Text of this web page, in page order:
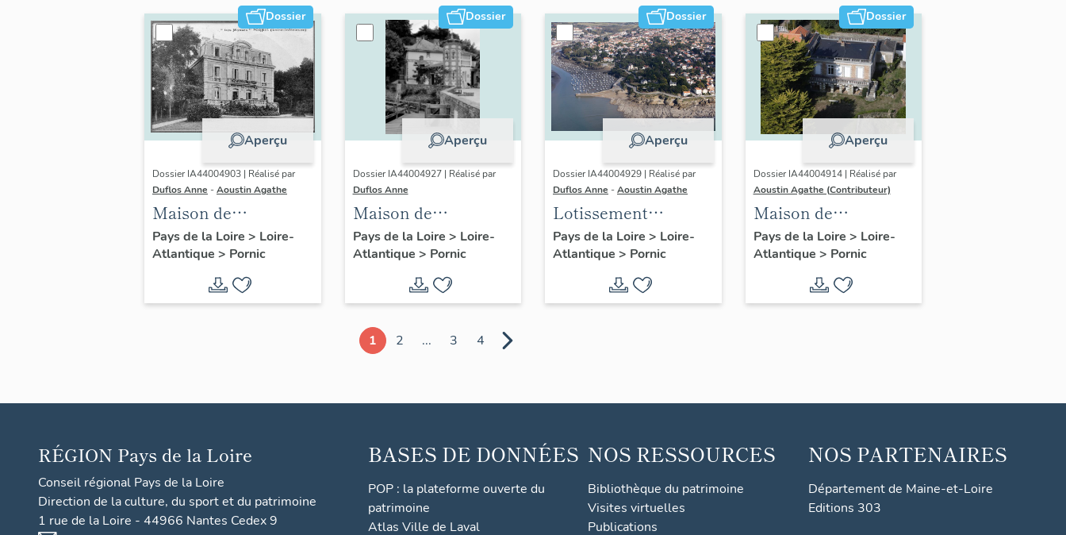
Dossier
Aperçu
Dossier IA44004903 | Réalisé par
Duflos Anne -Aoustin Agathe
Maison de
villégiature
balnéaire dite les
Musses, 25 avenue
de la Noëveillard
Pays de la Loire > Loire-
Atlantique > Pornic
Dossier
Aperçu
Dossier IA44004927 | Réalisé par
Duflos Anne
Maison de
villégiature
balnéaire dite Mérot
du Barre, place du
Petit-Nice
Pays de la Loire > Loire-
Atlantique > Pornic
Dossier
Aperçu
Dossier IA44004929 | Réalisé par
Duflos Anne -Aoustin Agathe
Lotissement
concerté dit
lotissement de
Gourmalon
Pays de la Loire > Loire-
Atlantique > Pornic
Dossier
Aperçu
Dossier IA44004914 | Réalisé par
Aoustin Agathe (Contributeur)
Maison de
villégiature
balnéaire dite villa
Magdalena, 38
boulevard de l'Océan
Pays de la Loire > Loire-
Atlantique > Pornic
1 2 ... 3 4
RÉGION Pays de la Loire
Conseil régional Pays de la Loire
Direction de la culture, du sport et du patrimoine
1 rue de la Loire - 44966 Nantes Cedex 9
BASES DE DONNÉES
POP : la plateforme ouverte du
patrimoine
Atlas Ville de Laval
NOS RESSOURCES
Bibliothèque du patrimoine
Visites virtuelles
Publications
NOS PARTENAIRES
Département de Maine-et-Loire
Editions 303